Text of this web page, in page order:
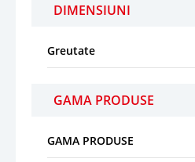
DIMENSIUNI
Greutate
GAMA PRODUSE
GAMA PRODUSE